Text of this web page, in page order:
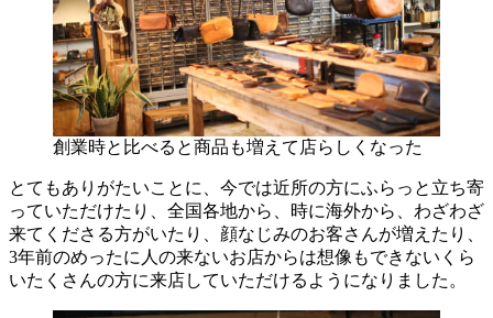
創業時と比べると商品も増えて店らしくなった
とてもありがたいことに、今では近所の方にふらっと立ち寄
っていただけたり、全国各地から、時に海外から、わざわざ
来てくださる方がいたり、顔なじみのお客さんが増えたり、
3年前のめったに人の来ないお店からは想像もできないくら
いたくさんの方に来店していただけるようになりました。